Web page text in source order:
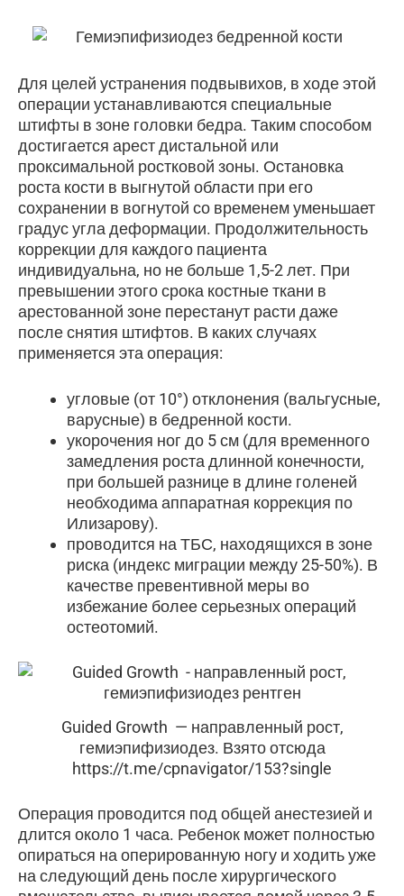
Для целей устранения подвывихов, в ходе этой
операции устанавливаются специальные
штифты в зоне головки бедра. Таким способом
достигается арест дистальной или
проксимальной ростковой зоны. Остановка
роста кости в выгнутой области при его
сохранении в вогнутой со временем уменьшает
градус угла деформации. Продолжительность
коррекции для каждого пациента
индивидуальна, но не больше 1,5-2 лет. При
превышении этого срока костные ткани в
арестованной зоне перестанут расти даже
после снятия штифтов. В каких случаях
применяется эта операция:
угловые (от 10°) отклонения (вальгусные,
варусные) в бедренной кости.
укорочения ног до 5 см (для временного
замедления роста длинной конечности,
при большей разнице в длине голеней
необходима аппаратная коррекция по
Илизарову).
проводится на ТБС, находящихся в зоне
риска (индекс миграции между 25-50%). В
качестве превентивной меры во
избежание более серьезных операций
остеотомий.
Guided Growth — направленный рост,
гемиэпифизиодез. Взято отсюда
https://t.me/cpnavigator/153?single
Операция проводится под общей анестезией и
длится около 1 часа. Ребенок может полностью
опираться на оперированную ногу и ходить уже
на следующий день после хирургического